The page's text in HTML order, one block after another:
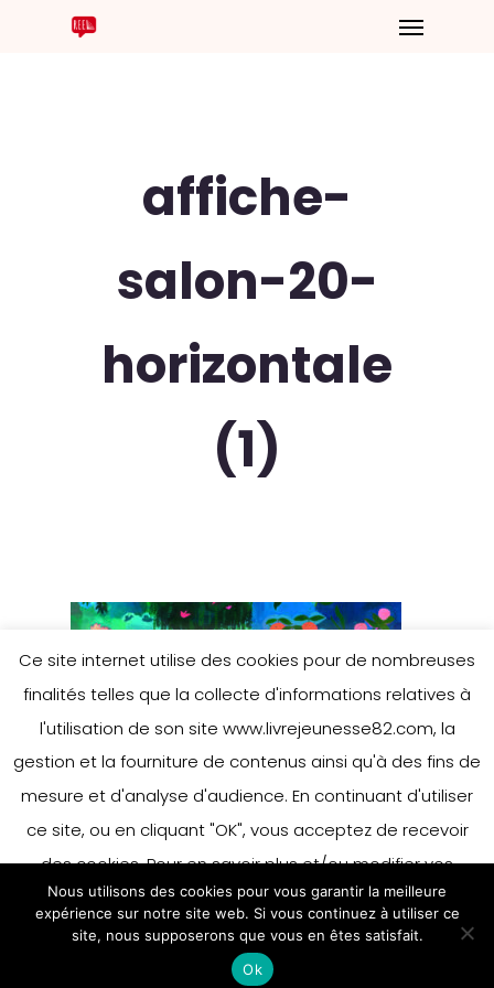
affiche-
salon-20-
horizontale
(1)
Ce site internet utilise des cookies pour de nombreuses
finalités telles que la collecte d'informations relatives à
l'utilisation de son site www.livrejeunesse82.com, la
gestion et la fourniture de contenus ainsi qu'à des fins de
mesure et d'analyse d'audience. En continuant d'utiliser
ce site, ou en cliquant "OK", vous acceptez de recevoir
des cookies. Pour en savoir plus et/ou modifier vos
préférences en matière de cookies, merci de vous référer
à notre politique sur les cookies.
Accepter
En savoir plus
Nous utilisons des cookies pour vous garantir la meilleure
expérience sur notre site web. Si vous continuez à utiliser ce
site, nous supposerons que vous en êtes satisfait.
Ok